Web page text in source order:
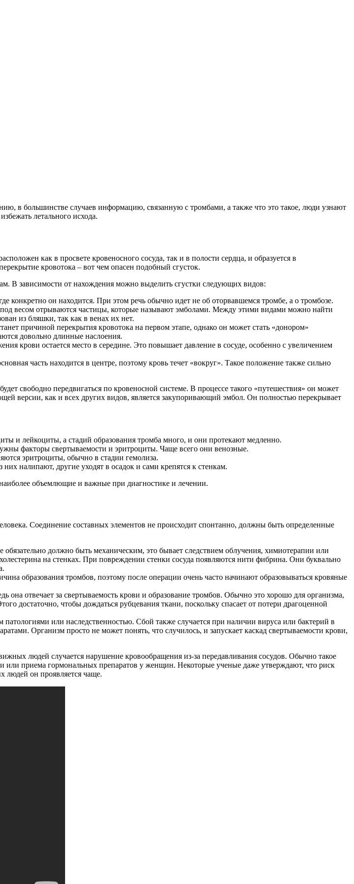
в большинстве случаев информацию, связанную с тромбами, а также что это такое, люди узнают
летального исхода.
как в просвете кровеносного сосуда, так и в полости сердца, и образуется в
кровотока – вот чем опасен подобный сгусток.
В зависимости от нахождения можно выделить сгустки следующих видов:
он находится. При этом речь обычно идет не об оторвавшемся тромбе, а о тромбозе.
под весом отрываются частицы, которые называют эмболами. Между этими видами можно найти
из бляшки, так как в венах их нет.
причиной перекрытия кровотока на первом этапе, однако он может стать «донором»
довольно длинные наслоения.
крови остается место в середине. Это повышает давление в сосуде, особенно с увеличением
часть находится в центре, поэтому кровь течет «вокруг». Такое положение также сильно
свободно передвигаться по кровеносной системе. В процессе такого «путешествия» он может
версии, как и всех других видов, является закупоривающий эмбол. Он полностью перекрывает
и лейкоциты, а стадий образования тромба много, и они протекают медленно.
факторы свертываемости и эритроциты. Чаще всего они венозные.
эритроциты, обычно в стадии гемолиза.
налипают, другие уходят в осадок и сами крепятся к стенкам.
объемлющие и важные при диагностике и лечении.
Соединение составных элементов не происходит спонтанно, должны быть определенные
должно быть механическим, это бывает следствием облучения, химиотерапии или
на стенках. При повреждении стенки сосуда появляются нити фибрина. Они буквально
образования тромбов, поэтому после операции очень часто начинают образовываться кровяные
она отвечает за свертываемость крови и образование тромбов. Обычно это хорошо для организма,
достаточно, чтобы дождаться рубцевания ткани, поскольку спасает от потери драгоценной
или наследственностью. Сбой также случается при наличии вируса или бактерий в
Организм просто не может понять, что случилось, и запускает каскад свертываемости крови,
людей случается нарушение кровообращения из-за передавливания сосудов. Обычно такое
или приема гормональных препаратов у женщин. Некоторые ученые даже утверждают, что риск
людей он проявляется чаще.